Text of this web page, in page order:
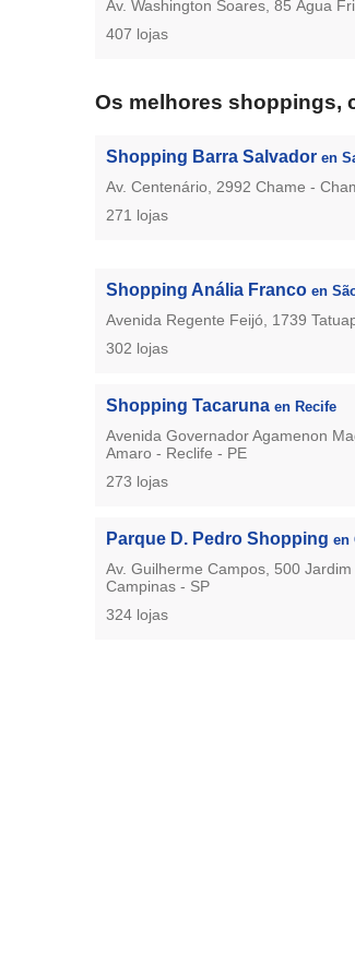
Av. Washington Soares, 85 Água
407 lojas
Os melhores shoppings,
Shopping Barra Salvador en
Av. Centenário, 2992 Chame -
271 lojas
Shopping Anália Franco en
Avenida Regente Feijó, 1739
302 lojas
Shopping Tacaruna en Recife
Avenida Governador Agamenon
Amaro - Reclife - PE
273 lojas
Parque D. Pedro Shopping en
Av. Guilherme Campos, 500
Campinas - SP
324 lojas